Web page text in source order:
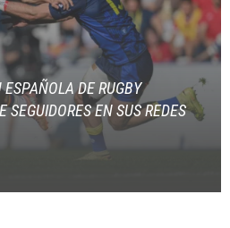
DE RUGBY
SEGUIDORES EN SUS REDES